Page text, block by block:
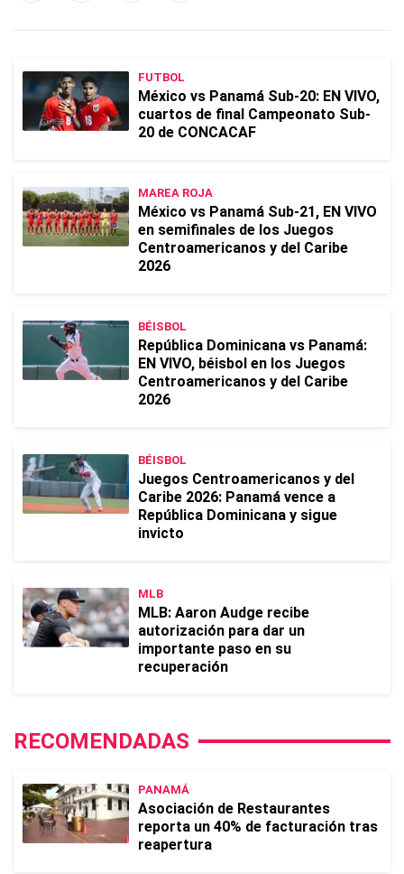
FUTBOL
México vs Panamá Sub-20: EN VIVO,
cuartos de final Campeonato Sub-
20 de CONCACAF
MAREA ROJA
México vs Panamá Sub-21, EN VIVO
en semifinales de los Juegos
Centroamericanos y del Caribe
2026
BÉISBOL
República Dominicana vs Panamá:
EN VIVO, béisbol en los Juegos
Centroamericanos y del Caribe
2026
BÉISBOL
Juegos Centroamericanos y del
Caribe 2026: Panamá vence a
República Dominicana y sigue
invicto
MLB
MLB: Aaron Audge recibe
autorización para dar un
importante paso en su
recuperación
RECOMENDADAS
PANAMÁ
Asociación de Restaurantes
reporta un 40% de facturación tras
reapertura